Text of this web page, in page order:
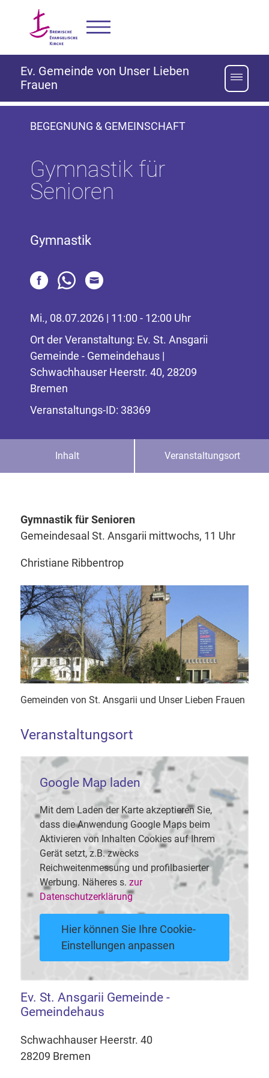
Ev. Gemeinde von Unser Lieben
Frauen
BEGEGNUNG & GEMEINSCHAFT
Gymnastik für
Senioren
Gymnastik
Mi., 08.07.2026 | 11:00 - 12:00 Uhr
Ort der Veranstaltung: Ev. St. Ansgarii
Gemeinde - Gemeindehaus |
Schwachhauser Heerstr. 40, 28209
Bremen
Veranstaltungs-ID: 38369
Inhalt Veranstaltungsort
Gymnastik für Senioren
Gemeindesaal St. Ansgarii mittwochs, 11 Uhr
Christiane Ribbentrop
Gemeinden von St. Ansgarii und Unser Lieben Frauen
Veranstaltungsort
Google Map laden
Mit dem Laden der Karte akzeptieren Sie,
dass die Anwendung Google Maps beim
Aktivieren von Inhalten Cookies auf Ihrem
Gerät setzt, z.B. zwecks
Reichweitenmessung und profilbasierter
Werbung. Näheres s. zur
Datenschutzerklärung
Hier können Sie Ihre Cookie-
Einstellungen anpassen
Ev. St. Ansgarii Gemeinde -
Gemeindehaus
Schwachhauser Heerstr. 40
28209 Bremen